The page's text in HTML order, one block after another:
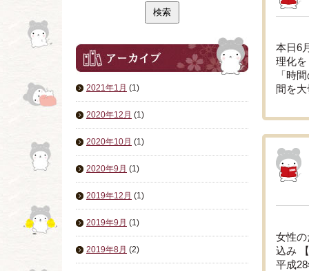
2021年1月 (1)
2020年12月 (1)
2020年10月 (1)
2020年9月 (1)
2019年12月 (1)
2019年9月 (1)
2019年8月 (2)
本日6
理化
「時
間を
女性
込み
平成